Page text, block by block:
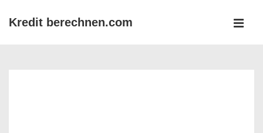
ZumKredit berechnen.com